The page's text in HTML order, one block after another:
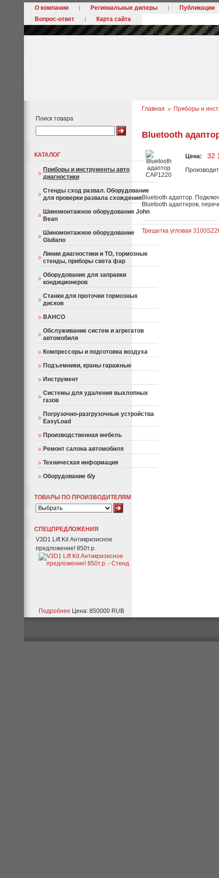
О компании Региональные дилеры
Публикации
Вопрос-ответ
Карта сайта
Поиск товара
КАТАЛОГ
Приборы и инструменты авто
диагностики
Стенды сход развал. Оборудование
для проверки развала схождения
Шиномонтажное оборудование John
Bean
Шиномонтажное оборудование
Giuliano
Линии диагностики и ТО, тормозные
стенды, приборы света фар
Оборудование для заправки
кондиционеров
Станки для проточки тормозных
дисков
BAHCO
Обслуживание систем и агрегатов
автомобиля
Компрессоры и подготовка воздуха
Подъемники, краны гаражные
Инструмент
Системы для удаления выхлопных
газов
Погрузочно-разгрузочные устройства
EasyLoad
Производственная мебель
Ремонт салона автомобиля
Техническая информация
Оборудование б/у
ТОВАРЫ ПО ПРОИЗВОДИТЕЛЯМ
СПЕЦПРЕДЛОЖЕНИЯ
V3D1 Lift Kit Антикризисное
предложение! 850т.р.
Подробнее Цена: 850000 RUB
Главная Приборы и
Bluetooth
Цена: 32
Bluetooth адаптор.
Bluetooth адаптеров,
Трещетка угловая 3100